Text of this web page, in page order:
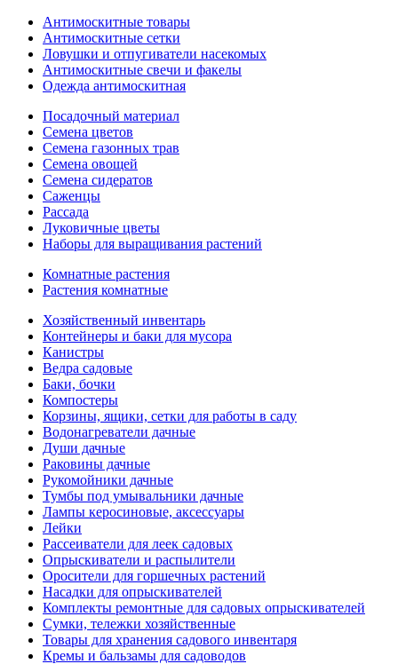
Антимоскитные товары
Антимоскитные сетки
Ловушки и отпугиватели насекомых
Антимоскитные свечи и факелы
Одежда антимоскитная
Посадочный материал
Семена цветов
Семена газонных трав
Семена овощей
Семена сидератов
Саженцы
Рассада
Луковичные цветы
Наборы для выращивания растений
Комнатные растения
Растения комнатные
Хозяйственный инвентарь
Контейнеры и баки для мусора
Канистры
Ведра садовые
Баки, бочки
Компостеры
Корзины, ящики, сетки для работы в саду
Водонагреватели дачные
Души дачные
Раковины дачные
Рукомойники дачные
Тумбы под умывальники дачные
Лампы керосиновые, аксессуары
Лейки
Рассеиватели для леек садовых
Опрыскиватели и распылители
Оросители для горшечных растений
Насадки для опрыскивателей
Комплекты ремонтные для садовых опрыскивателей
Сумки, тележки хозяйственные
Товары для хранения садового инвентаря
Кремы и бальзамы для садоводов